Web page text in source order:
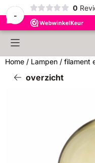
-
0
Cookievoorkeuren zijn
Home / Lampen / filament
overzicht